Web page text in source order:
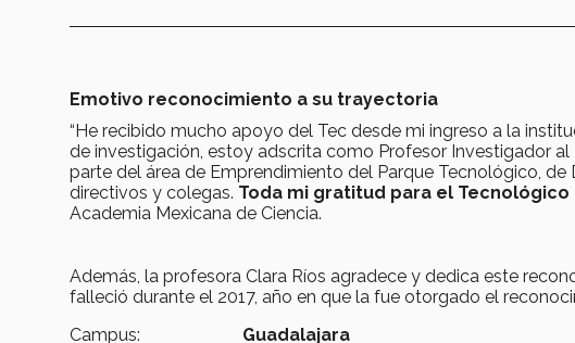
Emotivo reconocimiento a su trayectoria
“He recibido mucho apoyo del Tec desde mi ingreso a la
de investigación, estoy adscrita como Profesor Investigador
parte del área de Emprendimiento del Parque Tecnológico,
directivos y colegas. Toda mi gratitud para el
Academia Mexicana de Ciencia.
Además, la profesora Clara Ríos agradece y dedica este
falleció durante el 2017, año en que la fue otorgado el
Campus:
Guadalajara